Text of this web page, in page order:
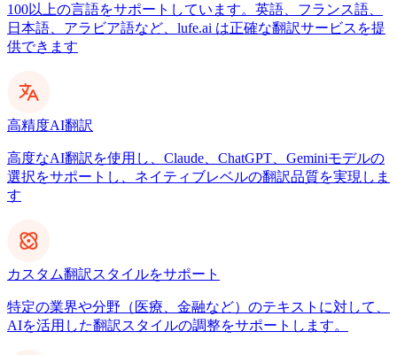
100以上の言語をサポートしています。英語、フランス語、
日本語、アラビア語など、lufe.ai は正確な翻訳サービスを提
供できます
高精度AI翻訳
高度なAI翻訳を使用し、Claude、ChatGPT、Geminiモデルの
選択をサポートし、ネイティブレベルの翻訳品質を実現しま
す
カスタム翻訳スタイルをサポート
特定の業界や分野（医療、金融など）のテキストに対して、
AIを活用した翻訳スタイルの調整をサポートします。